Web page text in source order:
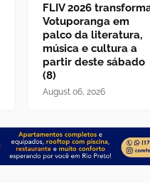
FLIV 2026
Votuporanga em
palco da literatura,
música e cultura a
partir deste sábado
(8)
August 06, 2026